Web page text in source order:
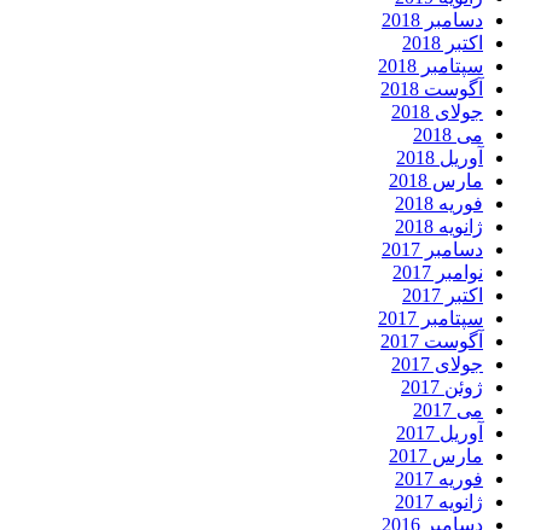
دسامبر 2018
اکتبر 2018
سپتامبر 2018
آگوست 2018
جولای 2018
می 2018
آوریل 2018
مارس 2018
فوریه 2018
ژانویه 2018
دسامبر 2017
نوامبر 2017
اکتبر 2017
سپتامبر 2017
آگوست 2017
جولای 2017
ژوئن 2017
می 2017
آوریل 2017
مارس 2017
فوریه 2017
ژانویه 2017
دسامبر 2016